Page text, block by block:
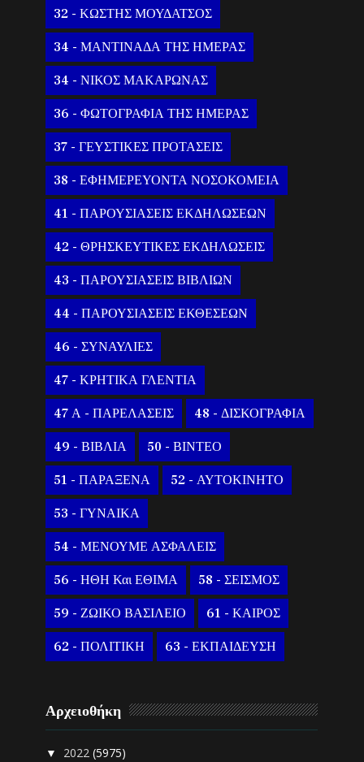
32 - ΚΩΣΤΗΣ ΜΟΥΔΑΤΣΟΣ
34 - ΜΑΝΤΙΝΑΔΑ ΤΗΣ ΗΜΕΡΑΣ
34 - ΝΙΚΟΣ ΜΑΚΑΡΩΝΑΣ
36 - ΦΩΤΟΓΡΑΦΙΑ ΤΗΣ ΗΜΕΡΑΣ
37 - ΓΕΥΣΤΙΚΕΣ ΠΡΟΤΑΣΕΙΣ
38 - ΕΦΗΜΕΡΕΥΟΝΤΑ ΝΟΣΟΚΟΜΕΙΑ
41 - ΠΑΡΟΥΣΙΑΣΕΙΣ ΕΚΔΗΛΩΣΕΩΝ
42 - ΘΡΗΣΚΕΥΤΙΚΕΣ ΕΚΔΗΛΩΣΕΙΣ
43 - ΠΑΡΟΥΣΙΑΣΕΙΣ ΒΙΒΛΙΩΝ
44 - ΠΑΡΟΥΣΙΑΣΕΙΣ ΕΚΘΕΣΕΩΝ
46 - ΣΥΝΑΥΛΙΕΣ
47 - ΚΡΗΤΙΚΑ ΓΛΕΝΤΙΑ
47 Α - ΠΑΡΕΛΑΣΕΙΣ 48 - ΔΙΣΚΟΓΡΑΦΙΑ
49 - ΒΙΒΛΙΑ 50 - ΒΙΝΤΕΟ
51 - ΠΑΡΑΞΕΝΑ 52 - ΑΥΤΟΚΙΝΗΤΟ
53 - ΓΥΝΑΙΚΑ
54 - ΜΕΝΟΥΜΕ ΑΣΦΑΛΕΙΣ
56 - ΗΘΗ Και ΕΘΙΜΑ 58 - ΣΕΙΣΜΟΣ
59 - ΖΩΙΚΟ ΒΑΣΙΛΕΙΟ 61 - ΚΑΙΡΟΣ
62 - ΠΟΛΙΤΙΚΗ 63 - ΕΚΠΑΙΔΕΥΣΗ
Αρχειοθήκη
▼ 2022(5975)